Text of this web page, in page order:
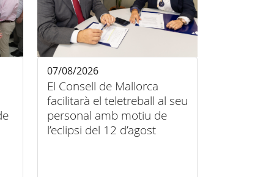
El Consell de Mallorca
facilitarà el teletreball al seu
personal amb motiu de
l’eclipsi del 12 d’agost
07/08/2026